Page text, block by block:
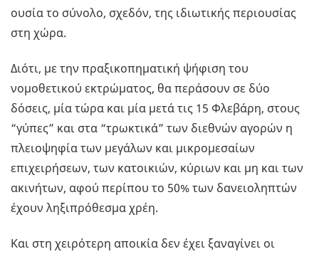
ουσία το σύνολο, σχεδόν, της ιδιωτικής περιουσίας
στη χώρα.
Διότι, με την πραξικοπηματική ψήφιση του
νομοθετικού εκτρώματος, θα περάσουν σε δύο
δόσεις, μία τώρα και μία μετά τις 15 Φλεβάρη, στους
“γύπες” και στα “τρωκτικά” των διεθνών αγορών η
πλειοψηφία των μεγάλων και μικρομεσαίων
επιχειρήσεων, των κατοικιών, κύριων και μη και των
ακινήτων, αφού περίπου το 50% των δανειοληπτών
έχουν ληξιπρόθεσμα χρέη.
Και στη χειρότερη αποικία δεν έχει ξαναγίνει οι